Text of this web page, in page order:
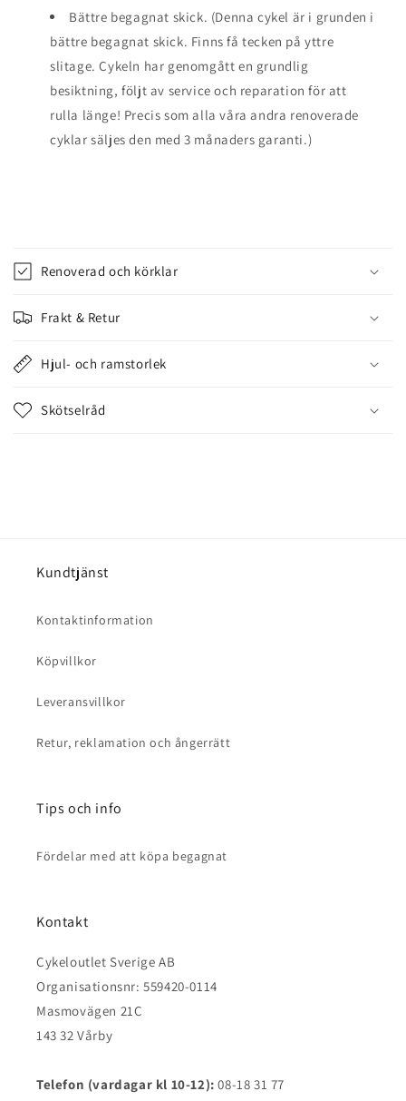
Bättre begagnat skick. (Denna cykel är i grunden i
bättre begagnat skick. Finns få tecken på yttre
slitage. Cykeln har genomgått en grundlig
besiktning, följt av service och reparation för att
rulla länge! Precis som alla våra andra renoverade
cyklar säljes den med 3 månaders garanti.)
n
n
e
h
å
l
l
s
Renoverad och körklar
Frakt & Retur
Hjul- och ramstorlek
Skötselråd
Kundtjänst
Kontaktinformation
Köpvillkor
Leveransvillkor
Retur, reklamation och ångerrätt
Tips och info
Fördelar med att köpa begagnat
Kontakt
Cykeloutlet Sverige AB
Organisationsnr: 559420-0114
Masmovägen 21C
143 32 Vårby
Telefon (vardagar kl 10-12): 08-18 31 77